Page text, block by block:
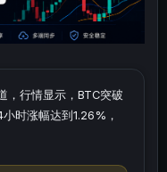
，行情显示，BTC突破
时涨幅达到1.26%，